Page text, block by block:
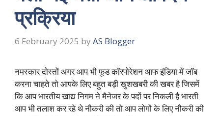
प्रक्रिया
6 February 2025 by AS Blogger
नमस्कार दोस्तों अगर आप भी फूड कॉरपोरेशन आफ इंडिया में जॉब
करना चाहते तो आपके लिए बहुत बड़ी खुशखबरी की खबर है जिसमें
कि आप भारतीय खाद्य निगम ने मैनेजर के पदों पर निकली है भारती
आप भी तलाश कर रहे थे नौकरी की तो आप लोगों के लिए नौकरी की